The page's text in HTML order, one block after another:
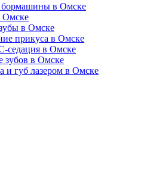
бормашины в Омске
Омске
в Омске
прикуса в Омске
седация в Омске
зубов в Омске
и губ лазером в Омске